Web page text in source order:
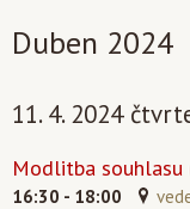
Duben 2024
11. 4. 2024
Modlitba souhlasu
16:30 - 18:00